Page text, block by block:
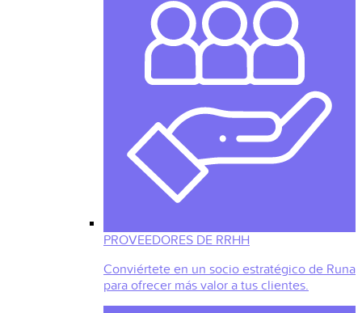
PROVEEDORES DE RRHH
Conviértete en un socio estratégico de Runa
para ofrecer más valor a tus clientes.